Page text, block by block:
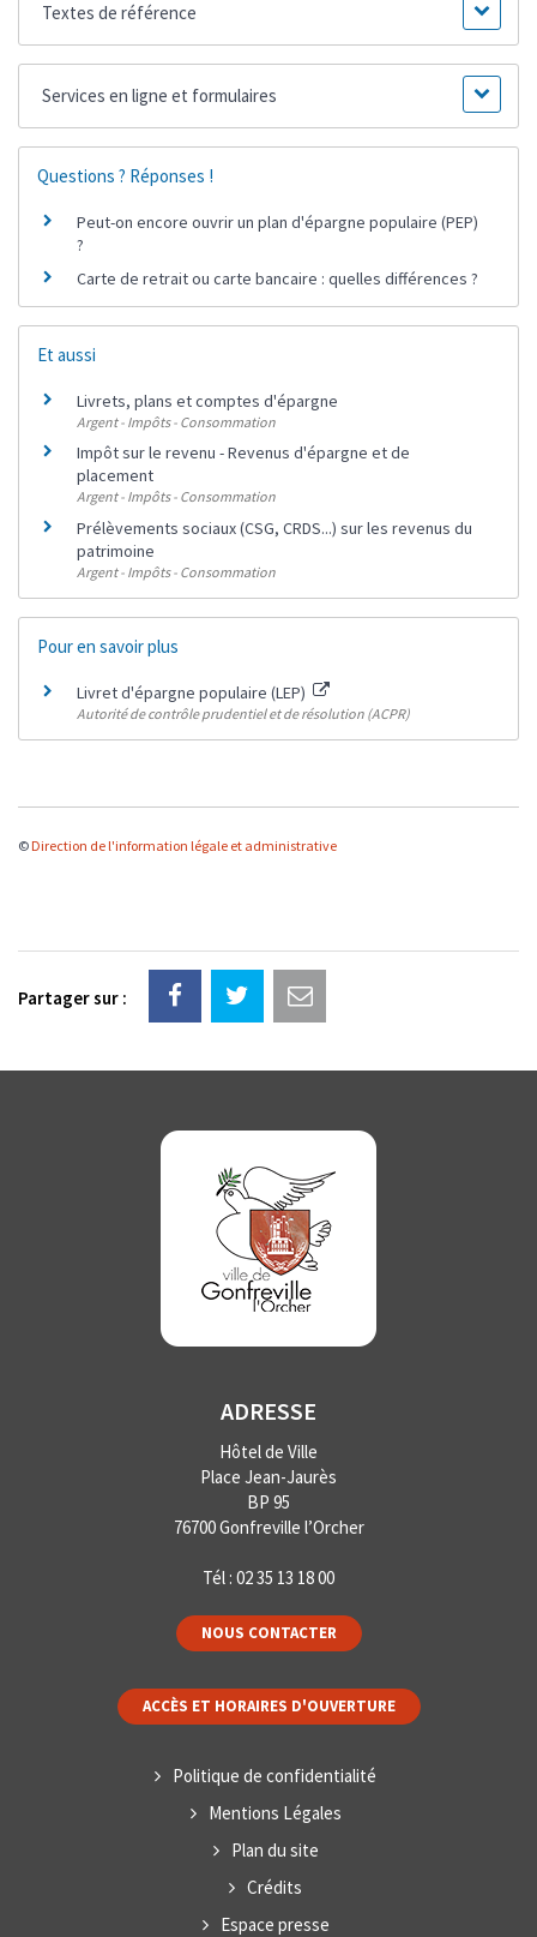
Textes de référence
Services en ligne et formulaires
Questions ? Réponses !
Peut-on encore ouvrir un plan d'épargne populaire (PEP)
?
Carte de retrait ou carte bancaire : quelles différences ?
Et aussi
Livrets, plans et comptes d'épargne
Argent - Impôts - Consommation
Impôt sur le revenu - Revenus d'épargne et de
placement
Argent - Impôts - Consommation
Prélèvements sociaux (CSG, CRDS...) sur les revenus du
patrimoine
Argent - Impôts - Consommation
Pour en savoir plus
Livret d'épargne populaire (LEP)
Autorité de contrôle prudentiel et de résolution (ACPR)
© Direction de l'information légale et administrative
Partager sur :
ADRESSE
Hôtel de Ville
Place Jean-Jaurès
BP 95
76700 Gonfreville l’Orcher
Tél : 02 35 13 18 00
NOUS CONTACTER
ACCÈS ET HORAIRES D'OUVERTURE
Politique de confidentialité
Mentions Légales
Plan du site
Crédits
Espace presse